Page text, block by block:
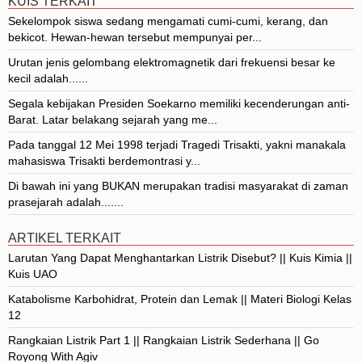
Sekelompok siswa sedang mengamati cumi-cumi, kerang, dan
bekicot. Hewan-hewan tersebut mempunyai per...
Urutan jenis gelombang elektromagnetik dari frekuensi besar ke
kecil adalah......
Segala kebijakan Presiden Soekarno memiliki kecenderungan anti-
Barat. Latar belakang sejarah yang me...
Pada tanggal 12 Mei 1998 terjadi Tragedi Trisakti, yakni manakala
mahasiswa Trisakti berdemontrasi y...
Di bawah ini yang BUKAN merupakan tradisi masyarakat di zaman
prasejarah adalah.......
ARTIKEL TERKAIT
Larutan Yang Dapat Menghantarkan Listrik Disebut? || Kuis Kimia ||
Kuis UAO
Katabolisme Karbohidrat, Protein dan Lemak || Materi Biologi Kelas
12
Rangkaian Listrik Part 1 || Rangkaian Listrik Sederhana || Go
Royong With Agiv